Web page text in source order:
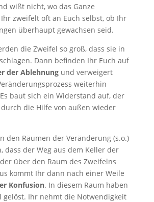
wißt nicht, wo das Ganze
zweifelt oft an Euch selbst, ob Ihr
überhaupt gewachsen seid.
die Zweifel so groß, dass sie in
Dann befinden Ihr Euch auf
der Ablehnungund verweigert
weiterhin
baut sich ein Widerstand auf, der
die Hilfe von außen wieder
den Räumen der Veränderung (s.o.)
dass der Weg aus dem Keller der
über den Raum des Zweifelns
kommt Ihr dann nach einer Weile
Konfusion. In diesem Raum haben
gelöst. Ihr nehmt die Notwendigkeit